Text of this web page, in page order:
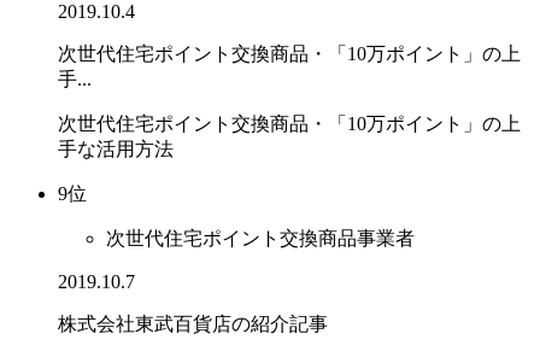
2019.10.4
次世代住宅ポイント交換商品・「10万ポイント」の上
手...
次世代住宅ポイント交換商品・「10万ポイント」の上
手な活用方法
9位
次世代住宅ポイント交換商品事業者
2019.10.7
株式会社東武百貨店の紹介記事